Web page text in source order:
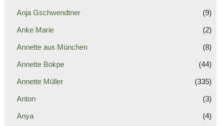
Anja Gschwendtner (9)
Anke Marie (2)
Annette aus München (8)
Annette Bokpe (44)
Annette Müller (335)
Anton (3)
Anya (4)